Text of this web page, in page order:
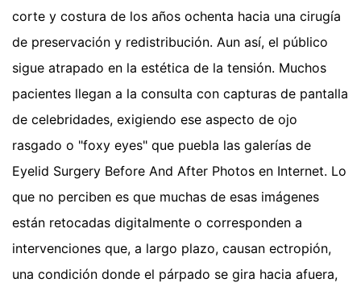
corte y costura de los años ochenta hacia una cirugía
de preservación y redistribución. Aun así, el público
sigue atrapado en la estética de la tensión. Muchos
pacientes llegan a la consulta con capturas de pantalla
de celebridades, exigiendo ese aspecto de ojo
rasgado o "foxy eyes" que puebla las galerías de
Eyelid Surgery Before And After Photos en Internet. Lo
que no perciben es que muchas de esas imágenes
están retocadas digitalmente o corresponden a
intervenciones que, a largo plazo, causan ectropión,
una condición donde el párpado se gira hacia afuera,